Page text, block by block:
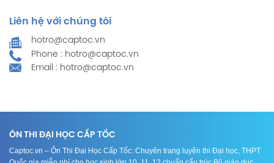
Liên hệ với chúng tôi
hotro@captoc.vn
Phone : hotro@captoc.vn
Email : hotro@captoc.vn
ÔN THI ĐẠI HỌC CẤP TỐC
Captoc.vn – Ôn Thi Đại Học Cấp Tốc: Chuyên trang luyện thi Đại học, THPT